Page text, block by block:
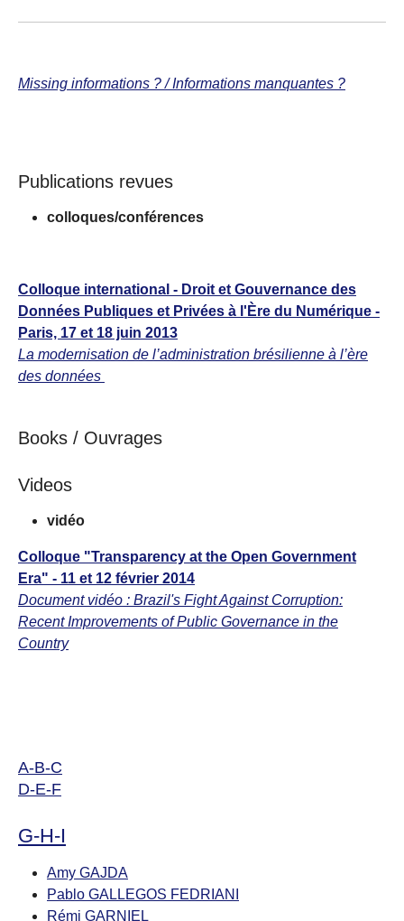
Missing informations ? / Informations manquantes ?
Publications revues
colloques/conférences
Colloque international - Droit et Gouvernance des
Données Publiques et Privées à l'Ère du Numérique -
Paris, 17 et 18 juin 2013
La modernisation de l’administration brésilienne à l’ère
des données
Books / Ouvrages
Videos
vidéo
Colloque "Transparency at the Open Government
Era" - 11 et 12 février 2014
Document vidéo : Brazil's Fight Against Corruption:
Recent Improvements of Public Governance in the
Country
A-B-C
D-E-F
G-H-I
Amy GAJDA
Pablo GALLEGOS FEDRIANI
Rémi GARNIEL